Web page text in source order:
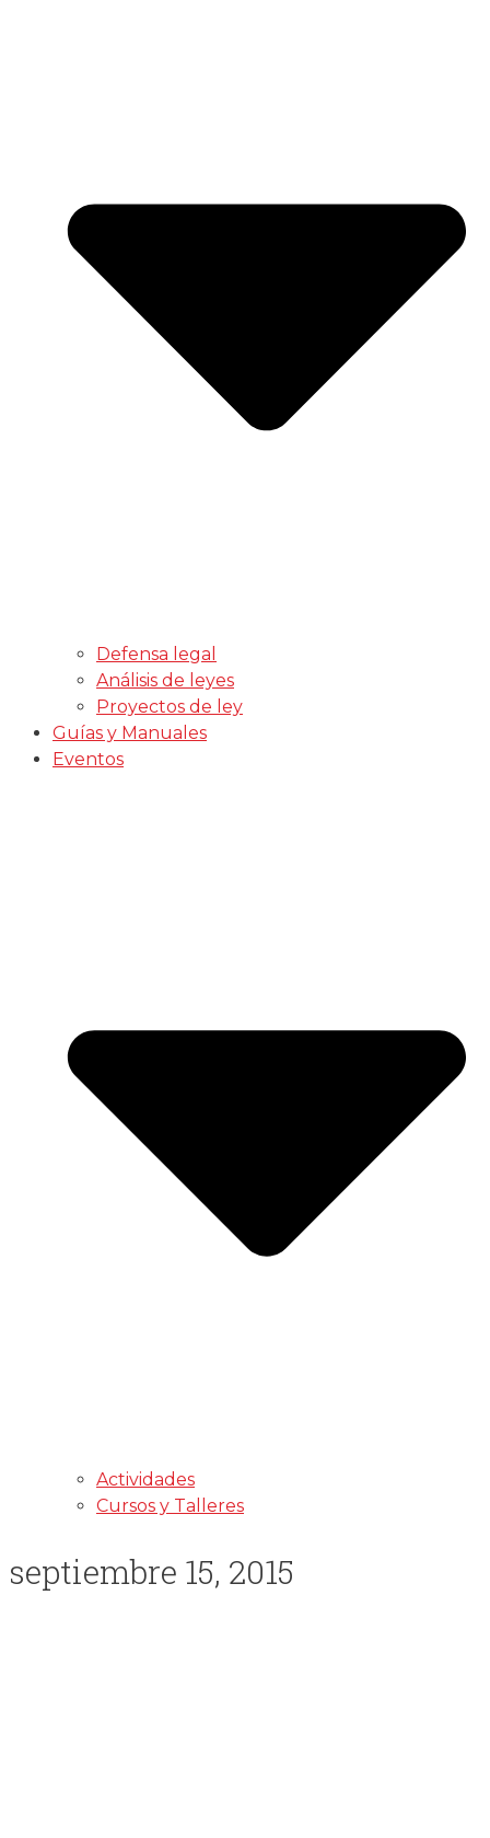
Defensa legal
Análisis de leyes
Proyectos de ley
Guías y Manuales
Eventos
Actividades
Cursos y Talleres
septiembre 15, 2015